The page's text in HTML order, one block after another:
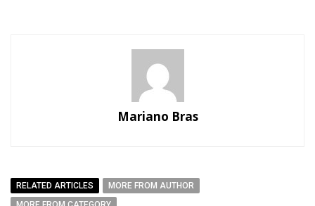
Mariano Bras
RELATED ARTICLES
MORE FROM AUTHOR